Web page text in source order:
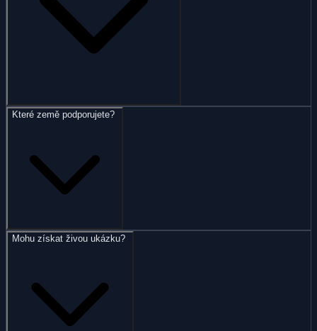
Které země podporujete?
Mohu získat živou ukázku?